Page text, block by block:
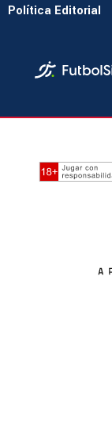
Política Editorial